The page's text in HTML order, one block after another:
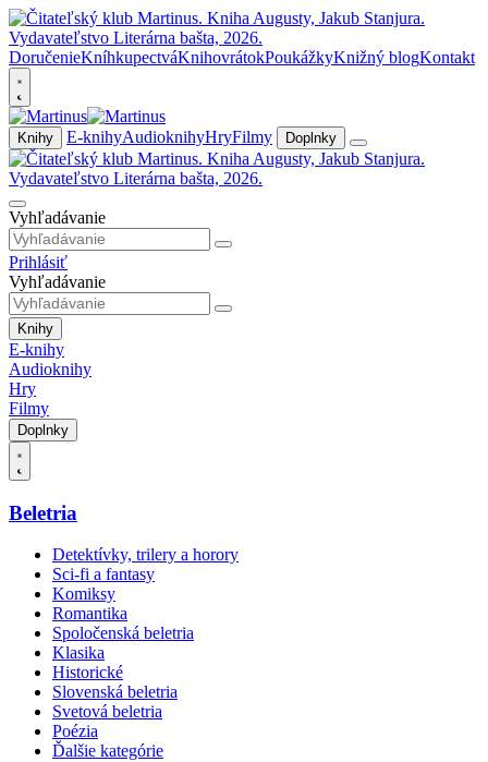
DoručenieKníhkupectváKnihovrátokPoukážkyKnižný blogKontakt
Knihy E-knihyAudioknihyHryFilmy Doplnky
Vyhľadávanie
Prihlásiť
Vyhľadávanie
Knihy
E-knihy
Audioknihy
Hry
Filmy
Doplnky
Beletria
Detektívky, trilery a horory
Sci-fi a fantasy
Komiksy
Romantika
Spoločenská beletria
Klasika
Historické
Slovenská beletria
Svetová beletria
Poézia
Ďalšie kategórie